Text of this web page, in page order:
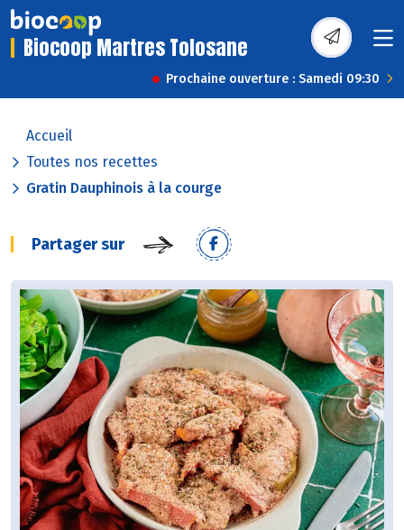
Biocoop Martres Tolosane
Prochaine ouverture : Samedi 09:30
Accueil
Toutes nos recettes
Gratin Dauphinois à la courge
Partager sur